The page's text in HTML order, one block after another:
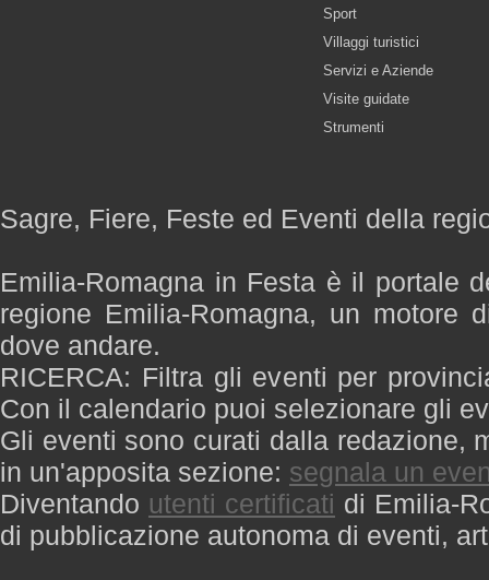
Sport
Villaggi turistici
Servizi e Aziende
Visite guidate
Strumenti
Sagre, Fiere, Feste ed Eventi della
Emilia-Romagna in Festa è il portale
regione Emilia-Romagna, un motore
dove andare.
RICERCA: Filtra gli eventi per
Con il calendario puoi selezionare gli
Gli eventi sono curati dalla redazione,
in un'apposita sezione: segnala un
Diventando utenti certificati di Emilia-
di pubblicazione autonoma di eventi,